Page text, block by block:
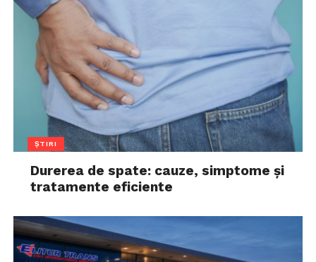
ȘTIRI
Durerea de spate: cauze, simptome și
tratamente eficiente